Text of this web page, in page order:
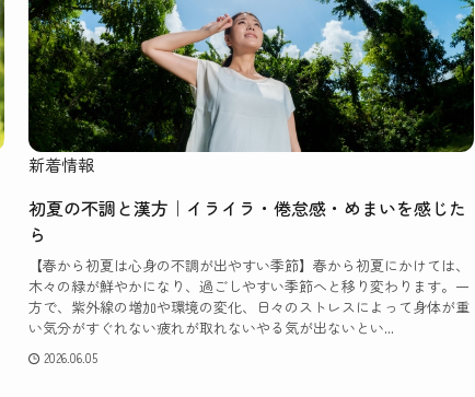
新着情報
初夏の不調と漢方｜イライラ・倦怠感・めまいを感じた
ら
【春から初夏は心身の不調が出やすい季節】春から初夏にかけては、
木々の緑が鮮やかになり、過ごしやすい季節へと移り変わります。一
方で、紫外線の増加や環境の変化、日々のストレスによって身体が重
い気分がすぐれない疲れが取れないやる気が出ないとい...
2026.06.05